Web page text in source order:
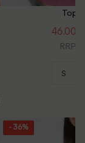
Top
46.00
RRP:
S
- 36%